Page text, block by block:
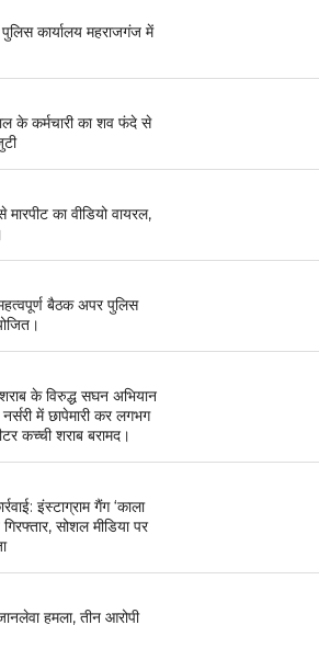
कार्यालय महराजगंज में
के कर्मचारी का शव फंदे से
का वीडियो वायरल,
बैठक अपर पुलिस
के विरुद्ध सघन अभियान
में छापेमारी कर लगभग
कच्ची शराब बरामद।
इंस्टाग्राम गैंग ‘काला
सोशल मीडिया पर
हमला, तीन आरोपी